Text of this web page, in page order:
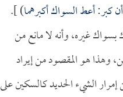
كبر: أعط السواك أكبرهما) ].
غيره، وأنه لا مانع من
وهذا هو المقصود من إيراد
الشيء الحديد كالسكين على